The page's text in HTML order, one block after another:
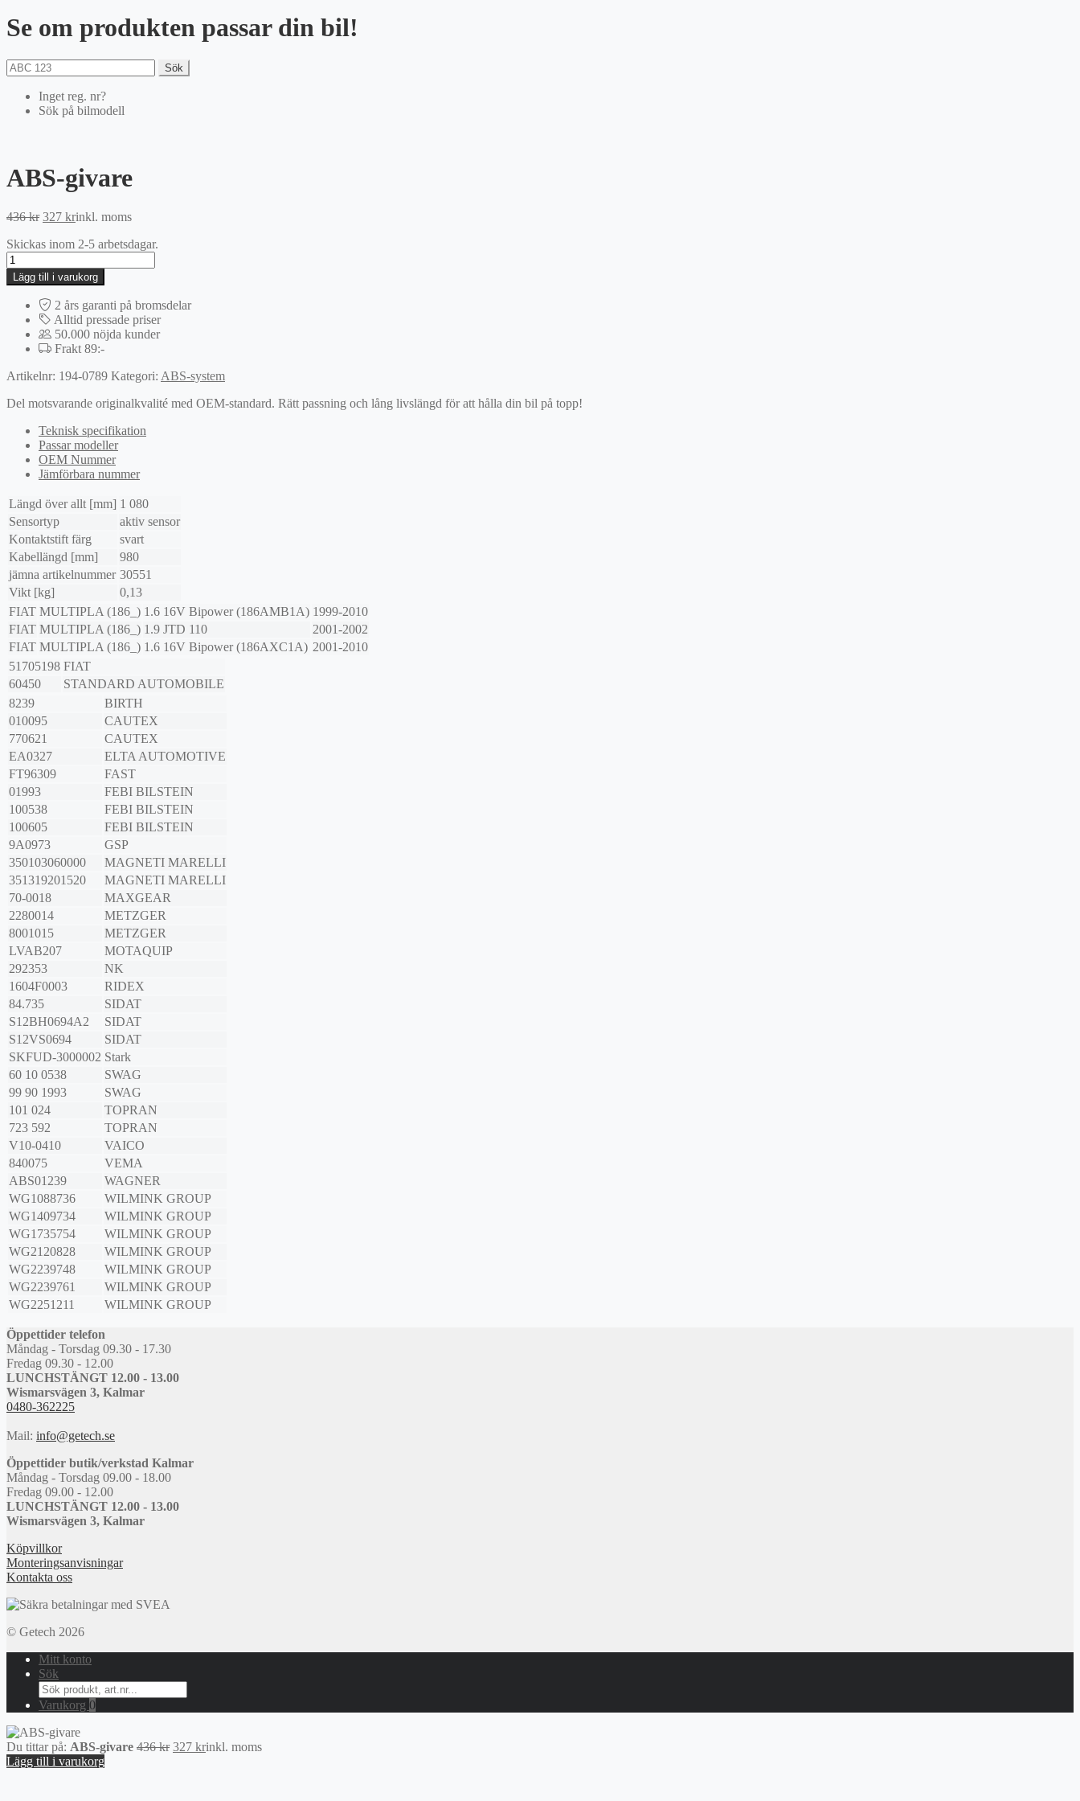
Se om produkten passar din bil!
Sök
Inget reg. nr?
Sök på bilmodell
ABS-givare
436kr Det
priset
436 kr.
327 krDet
priset
327 kr.
inkl. moms
Skickas inom 2-5 arbetsdagar.
ABS-
givare
mängd
Lägg till i varukorg
2 års garanti på bromsdelar
Alltid pressade priser
50.000 nöjda kunder
Frakt 89:-
Artikelnr: 194-0789 Kategori: ABS-system
Del motsvarande originalkvalité med OEM-standard. Rätt passning och lång livslängd för att hålla din bil på topp!
Teknisk specifikation
Passar modeller
OEM Nummer
Jämförbara nummer
Längd över allt [mm] 1 080
Sensortyp
aktiv sensor
Kontaktstift färg
svart
Kabellängd [mm]
980
jämna artikelnummer 30551
Vikt [kg]
0,13
FIAT MULTIPLA (186_) 1.6 16V Bipower (186AMB1A) 1999-2010
FIAT MULTIPLA (186_) 1.9 JTD 110
2001-2002
FIAT MULTIPLA (186_) 1.6 16V Bipower (186AXC1A) 2001-2010
51705198 FIAT
60450
STANDARD AUTOMOBILE
8239
BIRTH
010095
CAUTEX
770621
CAUTEX
EA0327
ELTA AUTOMOTIVE
FT96309
FAST
01993
FEBI BILSTEIN
100538
FEBI BILSTEIN
100605
FEBI BILSTEIN
9A0973
GSP
350103060000
MAGNETI MARELLI
351319201520
MAGNETI MARELLI
70-0018
MAXGEAR
2280014
METZGER
8001015
METZGER
LVAB207
MOTAQUIP
292353
NK
1604F0003
RIDEX
84.735
SIDAT
S12BH0694A2
SIDAT
S12VS0694
SIDAT
SKFUD-3000002 Stark
60 10 0538
SWAG
99 90 1993
SWAG
101 024
TOPRAN
723 592
TOPRAN
V10-0410
VAICO
840075
VEMA
ABS01239
WAGNER
WG1088736
WILMINK GROUP
WG1409734
WILMINK GROUP
WG1735754
WILMINK GROUP
WG2120828
WILMINK GROUP
WG2239748
WILMINK GROUP
WG2239761
WILMINK GROUP
WG2251211
WILMINK GROUP
Öppettider telefon
Måndag - Torsdag 09.30 - 17.30
Fredag 09.30 - 12.00
LUNCHSTÄNGT 12.00 - 13.00
Wismarsvägen 3, Kalmar
0480-362225
Mail: info@getech.se
Öppettider butik/verkstad Kalmar
Måndag - Torsdag 09.00 - 18.00
Fredag 09.00 - 12.00
LUNCHSTÄNGT 12.00 - 13.00
Wismarsvägen 3, Kalmar
Köpvillkor
Monteringsanvisningar
Kontakta oss
© Getech 2026
Mitt konto
Sök
Search
for:
Varukorg 0
Du tittar på: ABS-givare 436kr Det
327 krDet
inkl. moms
Lägg till i varukorg